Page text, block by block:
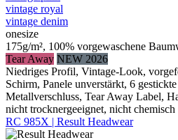
vintage royal
vintage denim
onesize
175g/m², 100% vorgewaschene
Tear Away NEW 2026
Niedriges Profil, Vintage-Look,
Schirm, Panele unverstärkt, 6
Metallverschluss, Tear Away Label,
nicht trocknergeeignet, nicht chemisch
RC 985X | Result Headwear